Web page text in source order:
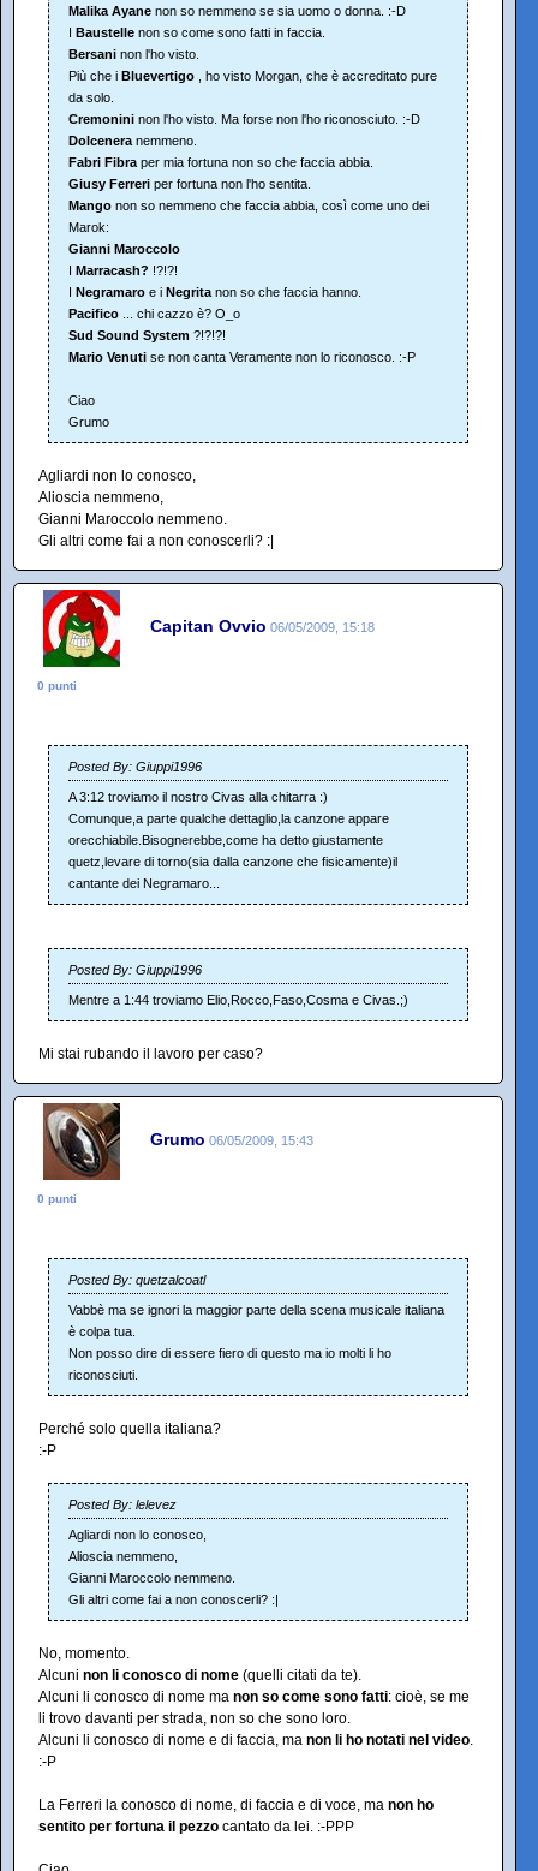
Malika Ayane non so nemmeno se sia uomo o donna. :-D
I Baustelle non so come sono fatti in faccia.
Bersani non l'ho visto.
Più che i Bluevertigo
, ho visto Morgan, che è accreditato pure
da solo.
Cremonini non l'ho visto. Ma forse non l'ho riconosciuto. :-D
Dolcenera nemmeno.
Fabri Fibra per mia fortuna non so che faccia abbia.
Giusy Ferreri per fortuna non l'ho sentita.
Mango non so nemmeno che faccia abbia, così come uno dei
Marok:
Gianni Maroccolo
I Marracash? !?!?!
I Negramaro e i Negrita non so che faccia hanno.
Pacifico
... chi cazzo è? O_o
Sud Sound System ?!?!?!
Mario Venuti se non canta Veramente non lo riconosco. :-P
Ciao
Grumo
Agliardi non lo conosco,
Alioscia nemmeno,
Gianni Maroccolo nemmeno.
Gli altri come fai a non conoscerli? :|
Capitan Ovvio 06/05/2009, 15:18
0 punti
Posted By: Giuppi1996
A 3:12 troviamo il nostro Civas alla chitarra :)
Comunque,a parte qualche dettaglio,la canzone appare
orecchiabile.Bisognerebbe,come ha detto giustamente
quetz,levare di torno(sia dalla canzone che fisicamente)il
cantante dei Negramaro...
Posted By: Giuppi1996
Mentre a 1:44 troviamo Elio,Rocco,Faso,Cosma e Civas.;)
Mi stai rubando il lavoro per caso?
Grumo 06/05/2009, 15:43
0 punti
Posted By: quetzalcoatl
Vabbè ma se ignori la maggior parte della scena musicale italiana
è colpa tua.
Non posso dire di essere fiero di questo ma io molti li ho
riconosciuti.
Perché solo quella italiana?
:-P
Posted By: lelevez
Agliardi non lo conosco,
Alioscia nemmeno,
Gianni Maroccolo nemmeno.
Gli altri come fai a non conoscerli? :|
No, momento.
Alcuni non li conosco di nome (quelli citati da te).
Alcuni li conosco di nome ma non so come sono fatti: cioè, se me
li trovo davanti per strada, non so che sono loro.
Alcuni li conosco di nome e di faccia, ma non li ho notati nel video.
:-P
La Ferreri la conosco di nome, di faccia e di voce, ma non ho
sentito per fortuna il pezzo cantato da lei. :-PPP